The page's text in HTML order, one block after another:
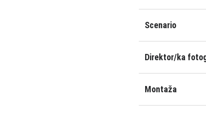
Scenario
Direktor/ka
Montaža